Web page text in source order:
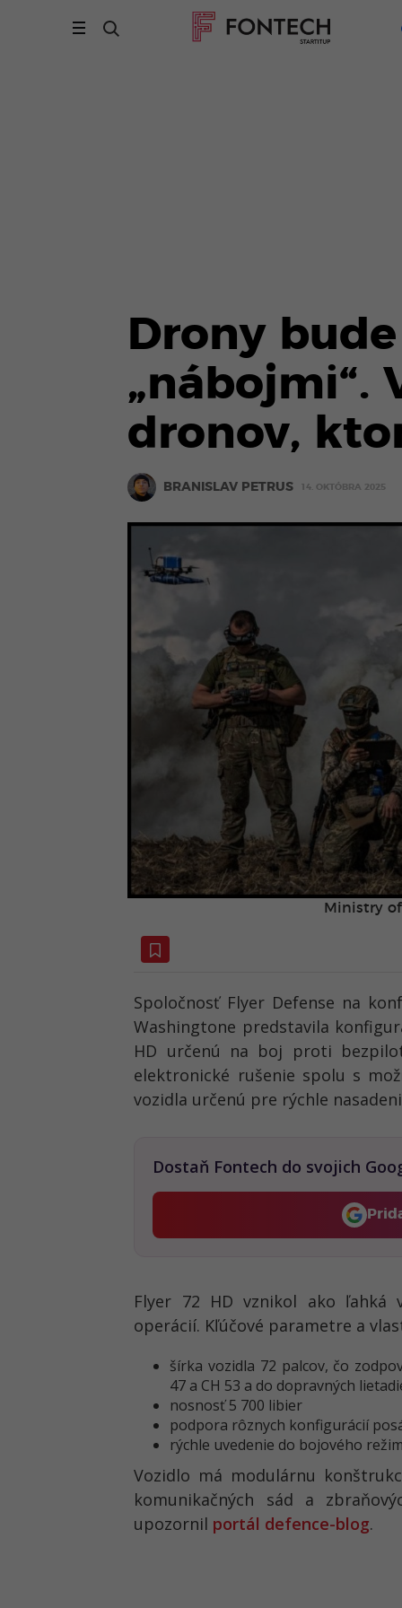
Drony
„nábojmi“.
dronov,
BRANISLAV PETRUS 14. OKTÓBRA 2025
Ministry
Spoločnosť Flyer Defense na
Washingtone predstavila
HD určenú na boj proti
elektronické rušenie spolu s
vozidla určenú pre rýchle
Dostaň Fontech do svojich
Flyer 72 HD vznikol ako ľahká
operácií. Kľúčové parametre a
šírka vozidla 72 palcov, čo
47 a CH 53 a do dopravných
nosnosť 5 700 libier
podpora rôznych konfigurácií
rýchle uvedenie do bojového
Vozidlo má modulárnu
komunikačných sád a
upozornil portál defence-blog.